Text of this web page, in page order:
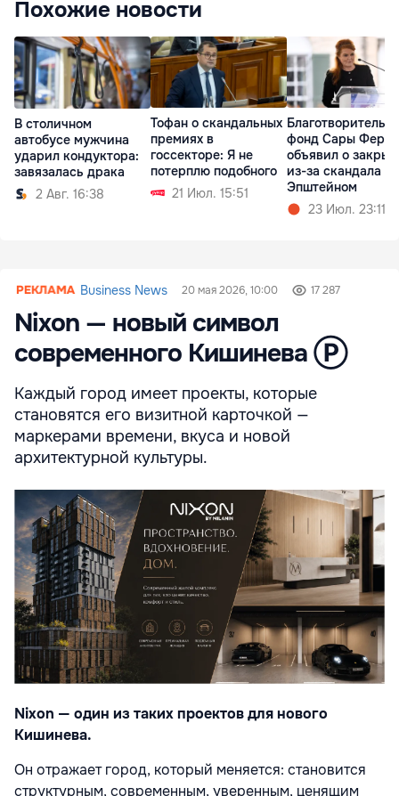
Похожие новости
В столичном
автобусе мужчина
ударил кондуктора:
завязалась драка
2 Авг. 16:38
Тофан о скандальных
премиях в
госсекторе: Я не
потерплю подобного
21 Июл. 15:51
фонд Сары
объявил о
из-за скандала с
Эпштейном
23 Июл. 23:11
Business News 20 мая 2026, 10:00 17 287
Nixon — новый символ
современного Кишинева Ⓟ
Каждый город имеет проекты, которые
становятся его визитной карточкой —
маркерами времени, вкуса и новой
архитектурной культуры.
Nixon — один из таких проектов для нового
Кишинева.
Он отражает город, который меняется: становится
структурным, современным, уверенным, ценящим